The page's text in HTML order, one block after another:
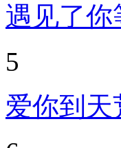
遇见了
5
爱你到天